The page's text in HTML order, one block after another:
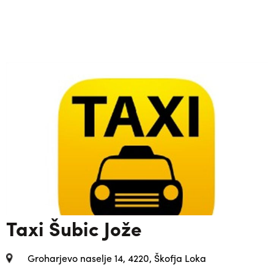
Taxi Šubic Jože
Groharjevo naselje 14, 4220, Škofja Loka